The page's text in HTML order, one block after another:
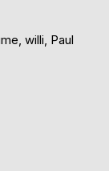
willi, Paul